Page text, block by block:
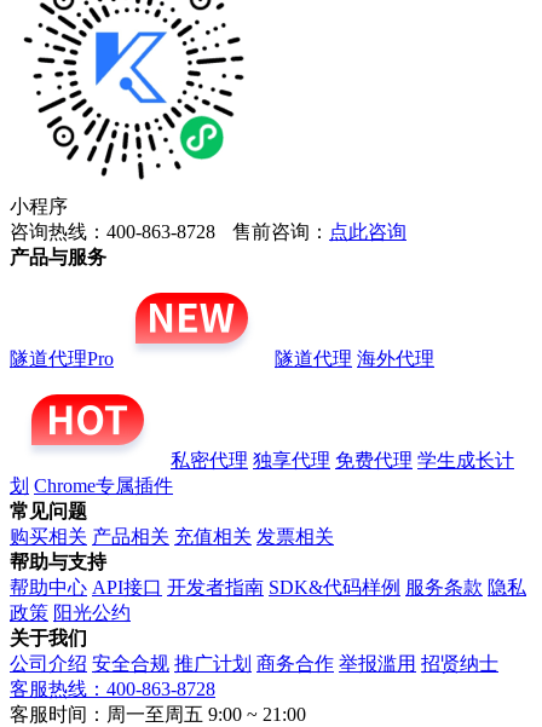
小程序
咨询热线：400-863-8728
售前咨询： 点此咨询
产品与服务
隧道代理Pro 隧道代理 海外代理
私密代理 独享代理 免费代理 学生成长计
划 Chrome专属插件
常见问题
购买相关 产品相关 充值相关 发票相关
帮助与支持
帮助中心 API接口 开发者指南 SDK&代码样例 服务条款 隐私
政策 阳光公约
关于我们
公司介绍 安全合规 推广计划 商务合作 举报滥用 招贤纳士
客服热线：400-863-8728
客服时间：周一至周五 9:00 ~ 21:00